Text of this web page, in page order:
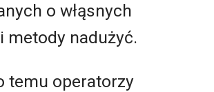
o włąsnych
metody nadużyć.
temu operatorzy